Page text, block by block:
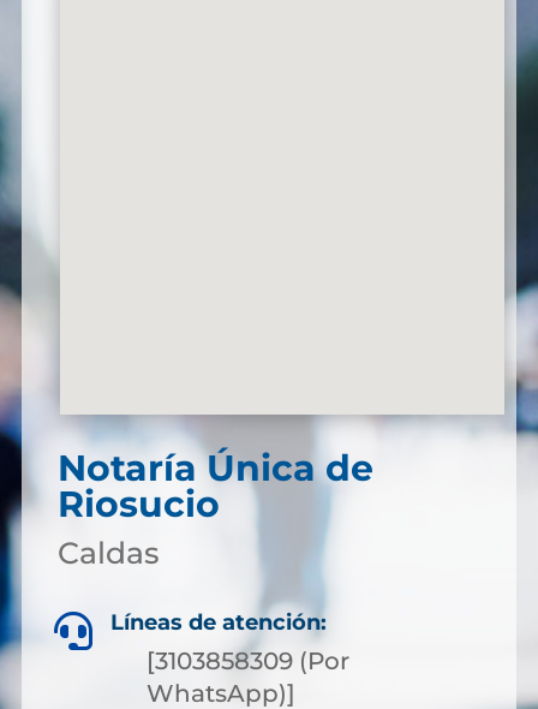
Notaría Única de
Riosucio
Caldas
 Líneas de atención:
[3103858309 (Por
WhatsApp)]